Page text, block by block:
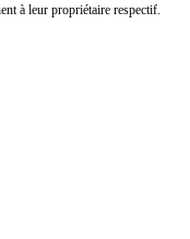
à leur propriétaire respectif.